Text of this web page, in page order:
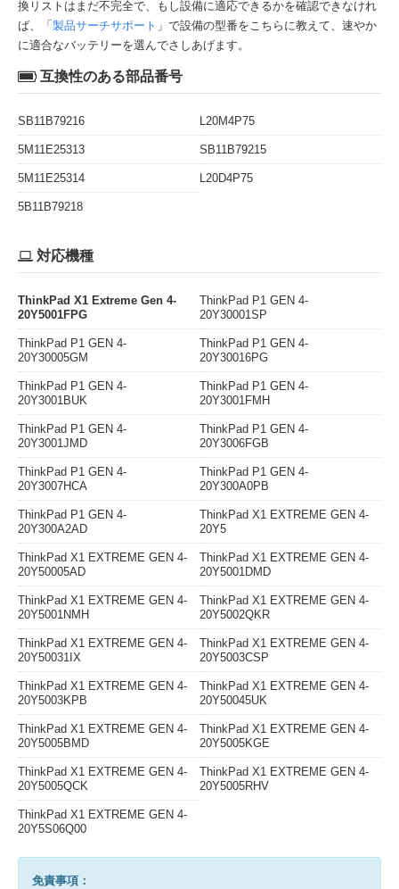
換リストはまだ不完全で、もし設備に適応できるかを確認できなけれ
ば、「 製品サーチサポート 」で設備の型番をこちらに教えて、速やか
に適合なバッテリーを選んでさしあげます。
互換性のある部品番号
SB11B79216 L20M4P75
5M11E25313 SB11B79215
5M11E25314 L20D4P75
5B11B79218
対応機種
ThinkPad X1 Extreme Gen 4-
20Y5001FPG
ThinkPad P1 GEN 4-
20Y30001SP
ThinkPad P1 GEN 4-
20Y30005GM
ThinkPad P1 GEN 4-
20Y30016PG
ThinkPad P1 GEN 4-
20Y3001BUK
ThinkPad P1 GEN 4-
20Y3001FMH
ThinkPad P1 GEN 4-
20Y3001JMD
ThinkPad P1 GEN 4-
20Y3006FGB
ThinkPad P1 GEN 4-
20Y3007HCA
ThinkPad P1 GEN 4-
20Y300A0PB
ThinkPad P1 GEN 4-
20Y300A2AD
ThinkPad X1 EXTREME GEN 4-
20Y5
ThinkPad X1 EXTREME GEN 4-
20Y50005AD
ThinkPad X1 EXTREME GEN 4-
20Y5001DMD
ThinkPad X1 EXTREME GEN 4-
20Y5001NMH
ThinkPad X1 EXTREME GEN 4-
20Y5002QKR
ThinkPad X1 EXTREME GEN 4-
20Y50031IX
ThinkPad X1 EXTREME GEN 4-
20Y5003CSP
ThinkPad X1 EXTREME GEN 4-
20Y5003KPB
ThinkPad X1 EXTREME GEN 4-
20Y50045UK
ThinkPad X1 EXTREME GEN 4-
20Y5005BMD
ThinkPad X1 EXTREME GEN 4-
20Y5005KGE
ThinkPad X1 EXTREME GEN 4-
20Y5005QCK
ThinkPad X1 EXTREME GEN 4-
20Y5005RHV
ThinkPad X1 EXTREME GEN 4-
20Y5S06Q00
免責事項：